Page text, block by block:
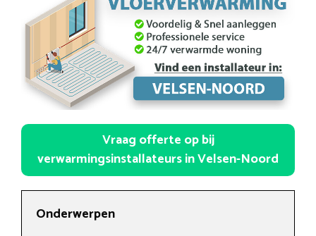
Vraag offerte op bij
verwarmingsinstallateurs in Velsen-Noord
Onderwerpen